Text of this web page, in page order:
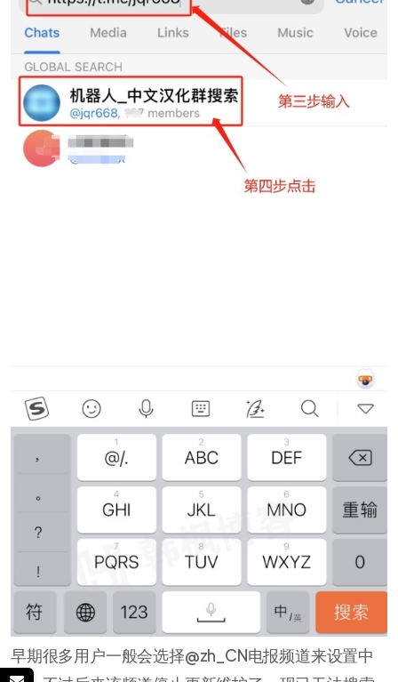
早期很多用户一般会选择@zh_CN电报频道来设置中